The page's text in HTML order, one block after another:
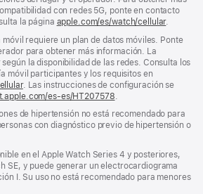
con redes 5G, ponte en contacto
la página apple.com/es/watch/cellular.
requiere un plan de datos móviles. Ponte
para obtener más información. La
la disponibilidad de las redes. Consulta los
móvil participantes y los requisitos en
. Las instrucciones de configuración se
es-es/HT207578
en
una
nueva)
de hipertensión no está recomendado para
con diagnóstico previo de hipertensión o
en el Apple Watch Series 4 y posteriores,
SE, y puede generar un electrocardiograma
I. Su uso no está recomendado para menores